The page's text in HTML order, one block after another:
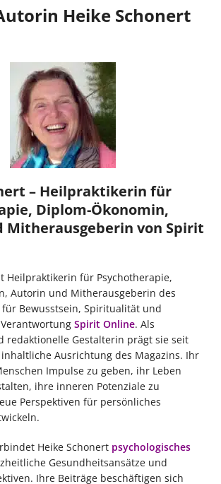
Heike Schonert
– Heilpraktikerin für
Diplom-Ökonomin,
Mitherausgeberin von Spirit
Heilpraktikerin für Psychotherapie,
Autorin und Mitherausgeberin des
Bewusstsein, Spiritualität und
Spirit Online. Als
redaktionelle Gestalterin prägt sie seit
Ausrichtung des Magazins. Ihr
Impulse zu geben, ihr Leben
ihre inneren Potenziale zu
Perspektiven für persönliches
Heike Schonert psychologisches
Gesundheitsansätze und
Ihre Beiträge beschäftigen sich